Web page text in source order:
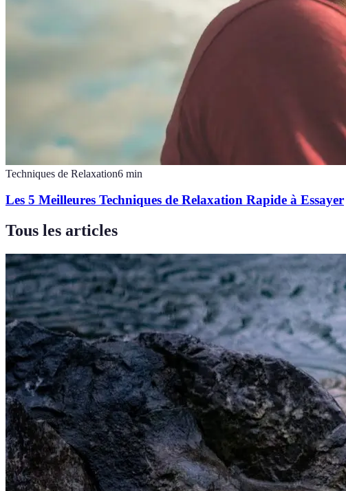
Techniques de Relaxation6 min
Les 5 Meilleures Techniques de Relaxation Rapide à Essayer
Tous les articles